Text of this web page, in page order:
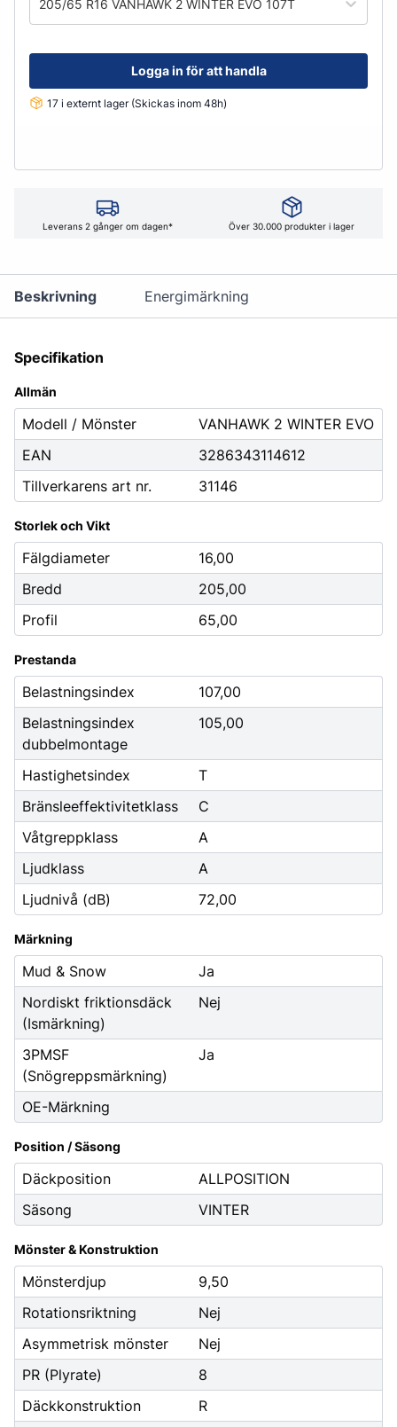
205/65 R16 VANHAWK 2 WINTER EVO 107T
Logga in för att handla
17 i externt lager (Skickas inom 48h)
Leverans 2 gånger om dagen* Över 30.000 produkter i lager
Beskrivning Energimärkning
Specifikation
Allmän
Modell / Mönster
VANHAWK 2 WINTER EVO
EAN
3286343114612
Tillverkarens art nr.
31146
Storlek och Vikt
Fälgdiameter
16,00
Bredd
205,00
Profil
65,00
Prestanda
Belastningsindex
107,00
Belastningsindex
dubbelmontage
105,00
Hastighetsindex
T
Bränsleeffektivitetklass
C
Våtgreppklass
A
Ljudklass
A
Ljudnivå (dB)
72,00
Märkning
Mud & Snow
Ja
Nordiskt friktionsdäck
(Ismärkning)
Nej
3PMSF
(Snögreppsmärkning)
Ja
OE-Märkning
Position / Säsong
Däckposition
ALLPOSITION
Säsong
VINTER
Mönster & Konstruktion
Mönsterdjup
9,50
Rotationsriktning
Nej
Asymmetrisk mönster
Nej
PR (Plyrate)
8
Däckkonstruktion
R